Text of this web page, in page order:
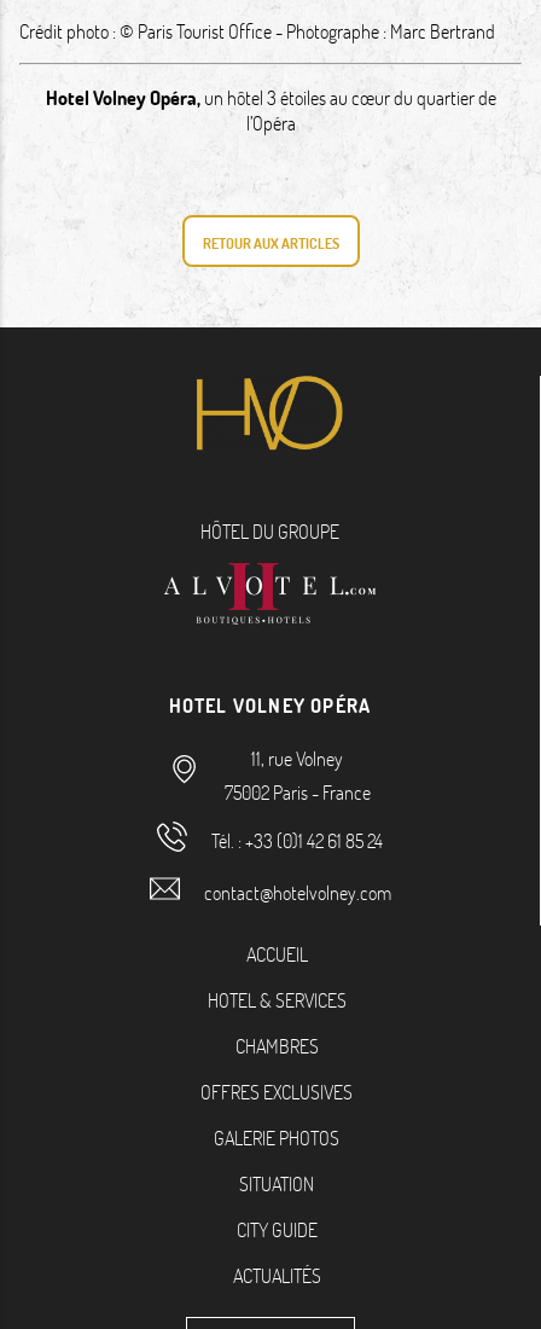
Crédit photo : © Paris Tourist Office - Photographe : Marc Bertrand
Hotel Volney Opéra,un hôtel 3 étoiles au cœur du quartier de
l’Opéra
RETOUR AUX ARTICLES
HÔTEL DU GROUPE
HOTEL VOLNEY OPÉRA
11, rue Volney
75002 Paris-France
Tél. :+33 (0)1 42 61 85 24
contact@hotelvolney.com
ACCUEIL
HOTEL & SERVICES
CHAMBRES
OFFRES EXCLUSIVES
GALERIE PHOTOS
SITUATION
CITY GUIDE
ACTUALITÉS